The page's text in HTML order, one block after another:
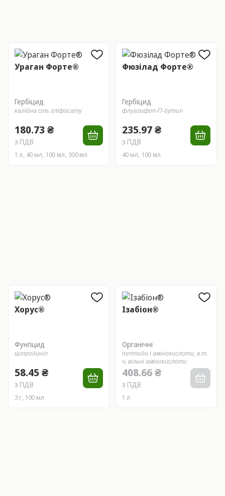
Ураган Форте®
Гербіцид
калійна сіль гліфосату
180.73 ₴
з ПДВ
1 л, 40 мл, 100 мл, 300 мл
Фюзілад Форте®
Гербіцид
флуазифоп-П-бутил
235.97 ₴
з ПДВ
40 мл, 100 мл
Хорус®
Фунгіцид
ципродиніл
58.45 ₴
з ПДВ
3 г, 100 мл
Ізабіон®
Органічні
пептиди і амінокислоти, в т.
ч. вільні амінокислоти
408.66 ₴
з ПДВ
1 л